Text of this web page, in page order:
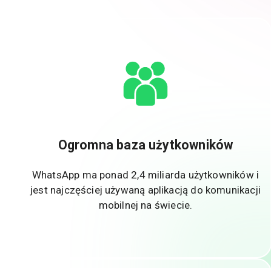
Ogromna baza użytkowników
WhatsApp ma ponad 2,4 miliarda użytkowników i
jest najczęściej używaną aplikacją do komunikacji
mobilnej na świecie.